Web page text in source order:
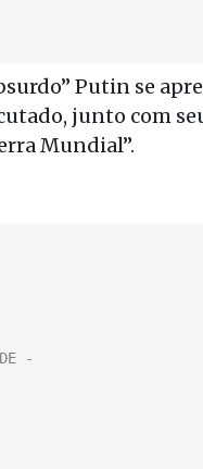
Putin se
junto com
Mundial”.